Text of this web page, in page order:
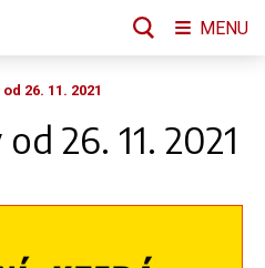
26. 11. 2021
26. 11. 2021
MENU